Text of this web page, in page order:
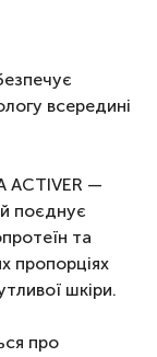
всередині
ACTIVER —
поєднує
та
пропорціях
шкіри.
про